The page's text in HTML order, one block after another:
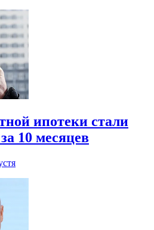
ипотеки стали
10 месяцев